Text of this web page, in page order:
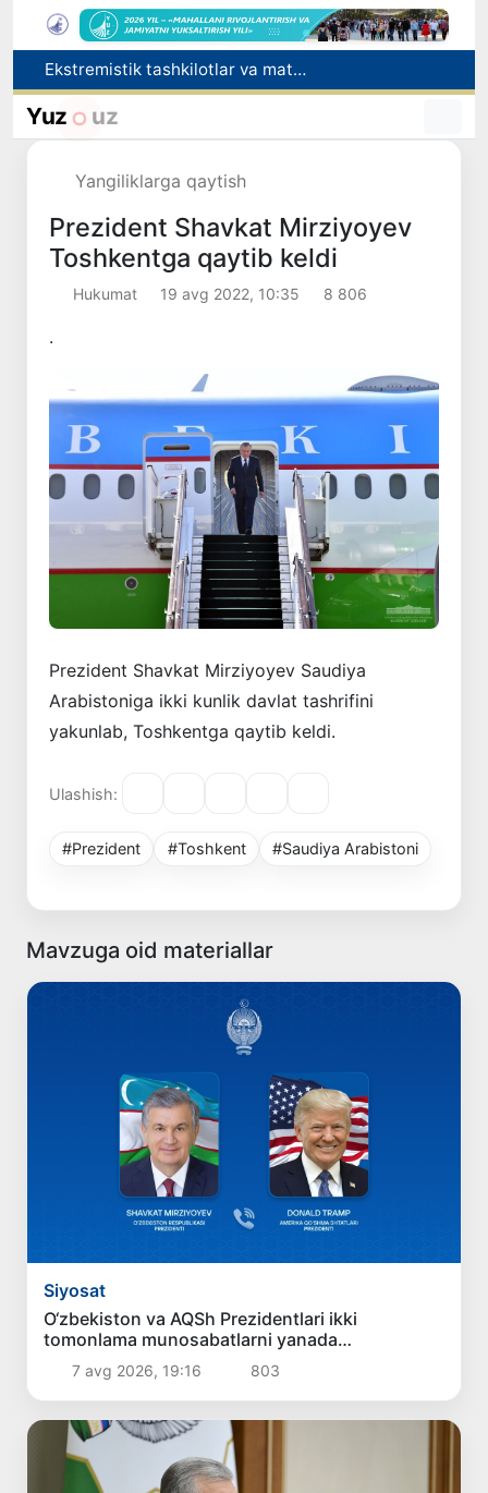
Ekstremistik tashkilotlar va materiallarning elektron reyestri yuritiladi
O‘zbekiston Jurnalistlar uyushmasi qoshida Blogerlar ijodiy kengashi tashkil etildi
Kredit va moliyaviy xizmatlar reklamasiga ogohlantirish talabi kiritiladi
Yuz uz
Yangiliklarga qaytish
Prezident Shavkat Mirziyoyev
Toshkentga qaytib keldi
Hukumat 19 avg 2022, 10:35 8 806
.
Prezident Shavkat Mirziyoyev Saudiya
Arabistoniga ikki kunlik davlat tashrifini
yakunlab, Toshkentga qaytib keldi.
Ulashish:
#Prezident #Toshkent #Saudiya Arabistoni
Mavzuga oid materiallar
Siyosat
O‘zbekiston va AQSh Prezidentlari ikki
tomonlama munosabatlarni yanada
mustahkamlash istiqbollarini muhokama qildilar
7 avg 2026, 19:16 803